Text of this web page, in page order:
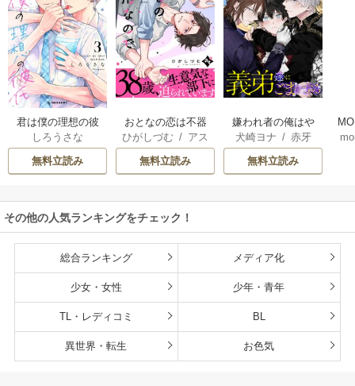
君は僕の理想の彼
氏
しろうさな
無料立読み
おとなの恋は不器
用なので
ひがしづむ / アス
ティル編集部
無料立読み
嫌われ者の俺はや
り直しの世界で義
弟達にごまをする
（分冊版）
犬崎ヨナ / 赤牙
無料立読み
その他の人気ランキングをチェック！
総合ランキング メディア化
少女・女性 少年・青年
TL・レディコミ BL
異世界・転生 お色気